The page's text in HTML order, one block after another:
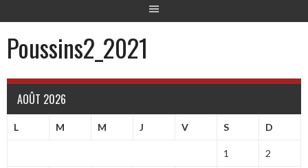
Poussins2_2021
AOÛT 2026
L M M J V S D
1 2